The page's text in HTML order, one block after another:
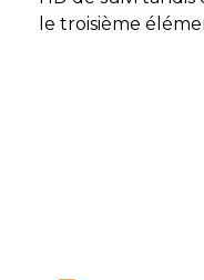
le troisième